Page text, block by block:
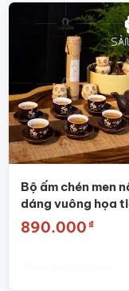
Bộ ấm chén men
dáng vuông họa
hoa đào SG-AC24
890.000 ₫